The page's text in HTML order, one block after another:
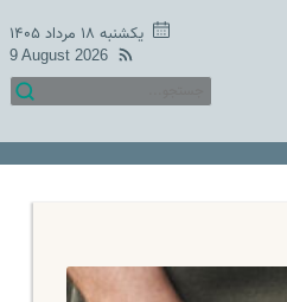
یکشنبه ۱۸ مرداد ۱۴۰۵
9 August 2026